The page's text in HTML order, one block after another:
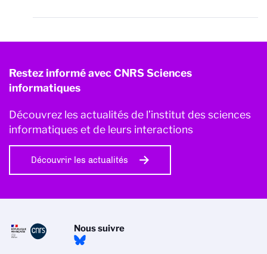
Restez informé avec CNRS Sciences
informatiques
Découvrez les actualités de l’institut des sciences
informatiques et de leurs interactions
Découvrir les actualités
Nous suivre